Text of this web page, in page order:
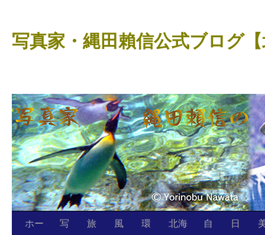
テ
ン
ッ
プ
写真家・縄田賴信公式ブログ
ホー
写
旅
風
環
北海
自
日